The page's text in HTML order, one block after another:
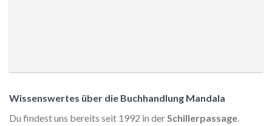
Wissenswertes über die Buchhandlung Mandala
Du findest uns bereits seit 1992 in derSchillerpassage.